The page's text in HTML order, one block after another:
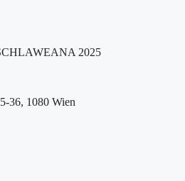
2025
36, 1080 Wien